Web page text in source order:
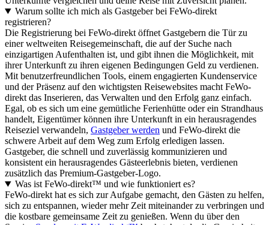
Warum sollte ich mich als Gastgeber bei FeWo-direkt
registrieren?
Die Registrierung bei FeWo-direkt öffnet Gastgebern die Tür zu
einer weltweiten Reisegemeinschaft, die auf der Suche nach
einzigartigen Aufenthalten ist, und gibt ihnen die Möglichkeit, mit
ihrer Unterkunft zu ihren eigenen Bedingungen Geld zu verdienen.
Mit benutzerfreundlichen Tools, einem engagierten Kundenservice
und der Präsenz auf den wichtigsten Reisewebsites macht FeWo-
direkt das Inserieren, das Verwalten und den Erfolg ganz einfach.
Egal, ob es sich um eine gemütliche Ferienhütte oder ein Strandhaus
handelt, Eigentümer können ihre Unterkunft in ein herausragendes
Reiseziel verwandeln, Gastgeber werden und FeWo-direkt die
schwere Arbeit auf dem Weg zum Erfolg erledigen lassen.
Gastgeber, die schnell und zuverlässig kommunizieren und
konsistent ein herausragendes Gästeerlebnis bieten, verdienen
zusätzlich das Premium-Gastgeber-Logo.
Was ist FeWo-direkt™ und wie funktioniert es?
FeWo-direkt hat es sich zur Aufgabe gemacht, den Gästen zu helfen,
sich zu entspannen, wieder mehr Zeit miteinander zu verbringen und
die kostbare gemeinsame Zeit zu genießen. Wenn du über den